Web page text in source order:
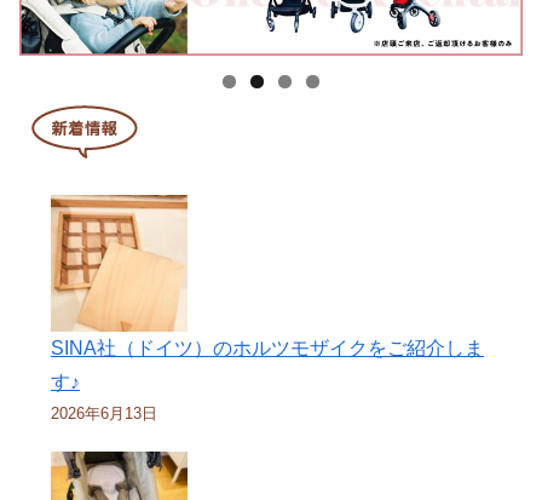
SINA社（ドイツ）のホルツモザイクをご紹介しま
す♪
2026年6月13日